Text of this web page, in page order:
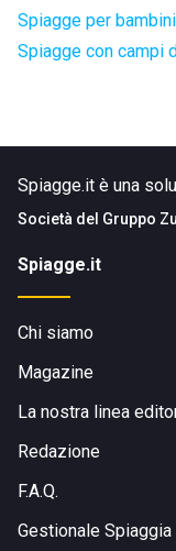
Spiagge per bambini
Spiagge con campi
Spiagge.it è una
Società del Gruppo
Spiagge.it
Chi siamo
Magazine
La nostra linea
Redazione
F.A.Q.
Gestionale Spiaggia